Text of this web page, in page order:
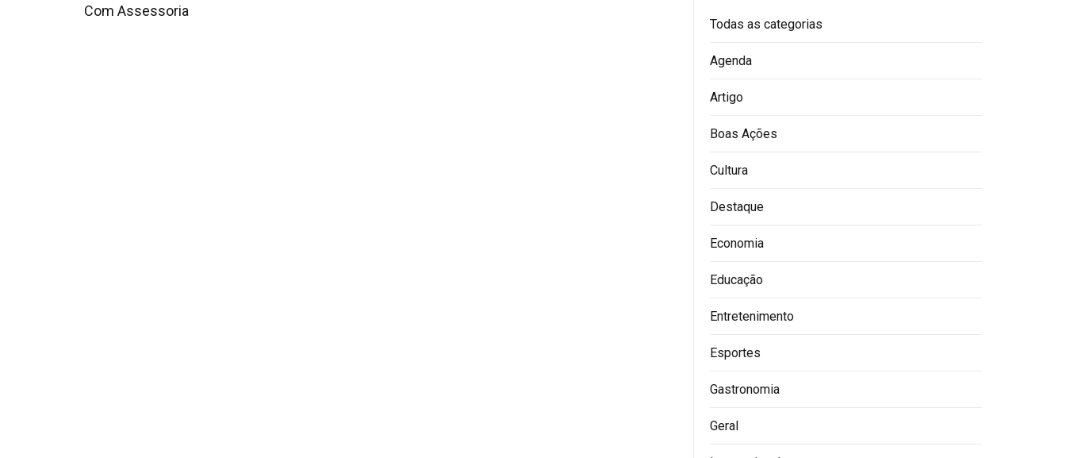
Com Assessoria
Todas as categorias
Agenda
Artigo
Boas Ações
Cultura
Destaque
Economia
Educação
Entretenimento
Esportes
Gastronomia
Geral